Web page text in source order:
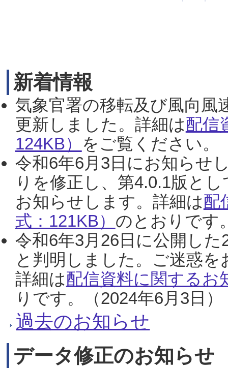
新着情報
気象官署の移転及び風向風
更新しました。詳細は配信
124KB） をご覧ください。
令和6年6月3日にお知らせ
りを修正し、第4.0.1版と
お知らせします。詳細は配
式：121KB） のとおりです
令和6年3月26日に公開し
と判明しました。ご迷惑
詳細は配信資料に関するお
りです。（2024年6月3日）
過去のお知らせ
データ修正のお知らせ